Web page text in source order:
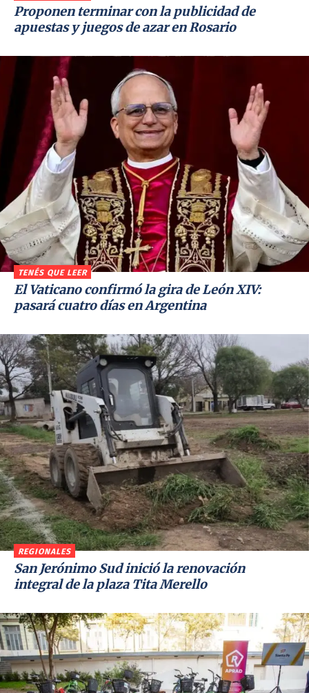
Proponen terminar con la publicidad de
apuestas y juegos de azar en Rosario
TENÉS QUE LEER
El Vaticano confirmó la gira de León XIV:
pasará cuatro días en Argentina
REGIONALES
San Jerónimo Sud inició la renovación
integral de la plaza Tita Merello